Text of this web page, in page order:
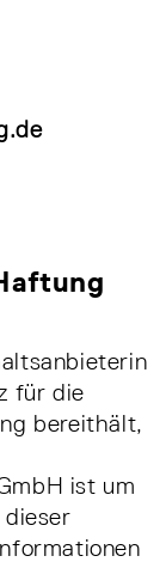
für die
bereithält,
ist um